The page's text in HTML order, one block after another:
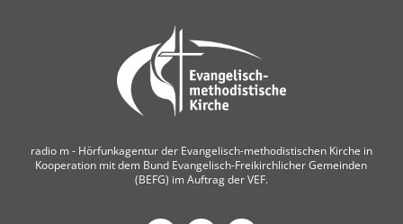
radio m ‐ Hörfunkagentur der Evangelisch-methodistischen Kirche in
Kooperation mit dem Bund Evangelisch-Freikirchlicher Gemeinden
(BEFG) im Auftrag der VEF.